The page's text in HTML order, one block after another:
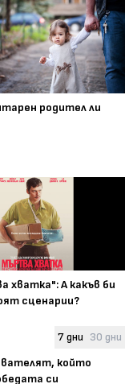
родител ли
хватка": А какъв би
сценарии?
7 дни 30 дни
който
си